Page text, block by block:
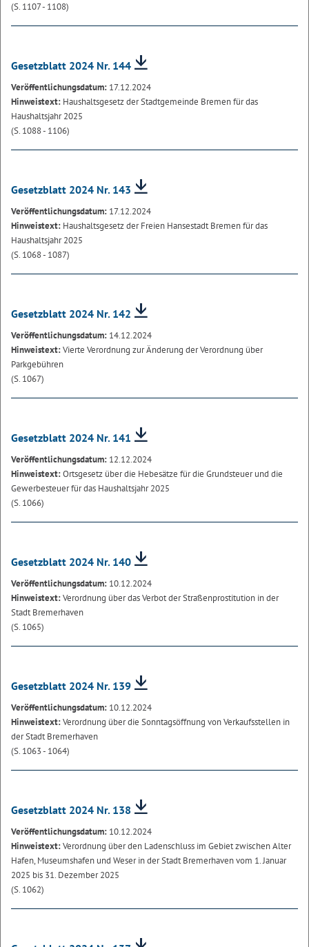
(S. 1107 - 1108)
Gesetzblatt 2024 Nr. 144
Veröffentlichungsdatum: 17.12.2024
Hinweistext: Haushaltsgesetz der Stadtgemeinde Bremen für das
Haushaltsjahr 2025
(S. 1088 - 1106)
Gesetzblatt 2024 Nr. 143
Veröffentlichungsdatum: 17.12.2024
Hinweistext: Haushaltsgesetz der Freien Hansestadt Bremen für das
Haushaltsjahr 2025
(S. 1068 - 1087)
Gesetzblatt 2024 Nr. 142
Veröffentlichungsdatum: 14.12.2024
Hinweistext:Vierte Verordnung zur Änderung der Verordnung über
Parkgebühren
(S. 1067)
Gesetzblatt 2024 Nr. 141
Veröffentlichungsdatum: 12.12.2024
Hinweistext:Ortsgesetz über die Hebesätze für die Grundsteuer und die
Gewerbesteuer für das Haushaltsjahr 2025
(S. 1066)
Gesetzblatt 2024 Nr. 140
Veröffentlichungsdatum: 10.12.2024
Hinweistext:Verordnung über das Verbot der Straßenprostitution in der
Stadt Bremerhaven
(S. 1065)
Gesetzblatt 2024 Nr. 139
Veröffentlichungsdatum: 10.12.2024
Hinweistext:Verordnung über die Sonntagsöffnung von Verkaufsstellen in
der Stadt Bremerhaven
(S. 1063 - 1064)
Gesetzblatt 2024 Nr. 138
Veröffentlichungsdatum: 10.12.2024
Hinweistext:Verordnung über den Ladenschluss im Gebiet zwischen Alter
Hafen, Museumshafen und Weser in der Stadt Bremerhaven vom 1. Januar
2025 bis 31. Dezember 2025
(S. 1062)